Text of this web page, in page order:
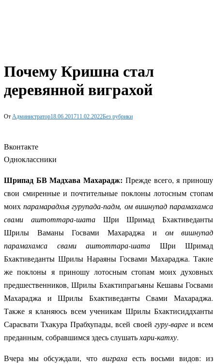
Почему Кришна стал
деревянной виграхой
От Администратор18.06.201711.02.2022Без рубрики
Вконтакте
Одноклассники
Шрипад БВ Мадхава Махарадж: Прежде всего, я приношу
свои смиренные и почтительные поклоны лотосным стопам
моихпарамарадхья гурупада-падм, ом вишнупад парамахамса
свами аштоттара-шатаШри Шримад Бхактиведанты
Шрилы Ваманы Госвами Махараджа и ом вишнупад
парамахамса свами аштоттара-шата Шри Шримад
Бхактиведанты Шрилы Нараяны Госвами Махараджа. Такие
же поклоны я приношу лотосным стопам моих духовных
предшественников, Шрилы Бхактипрагьяны Кешавы Госвами
Махараджа и Шрилы Бхактиведанты Свами Махараджа.
Также я кланяюсь всем ученикам Шрилы Бхактисиддханты
Сарасвати Тхакура Прабхупады, всей своейгуру-варге и всем
преданным, собравшимся здесь слушатьхари-катху.
Вчера мы обсуждали, что виграха есть восьми видов: из